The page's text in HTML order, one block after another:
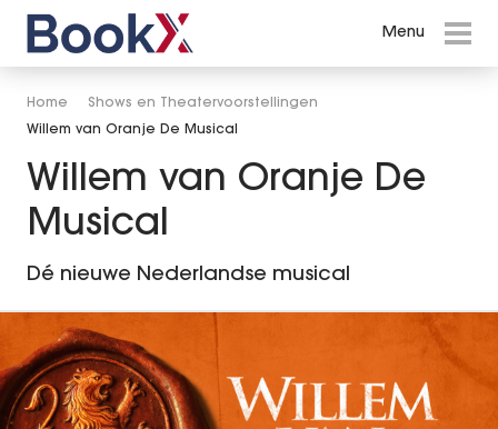
Menu
Home
Shows en Theatervoorstellingen
Willem van Oranje De Musical
Willem van Oranje De
Musical
Dé nieuwe Nederlandse musical
Menu
Willem van Oranje De Musical
Cirque du Soleil - KURIOS
Holland Zingt Hazes 2026
Disney in Concert